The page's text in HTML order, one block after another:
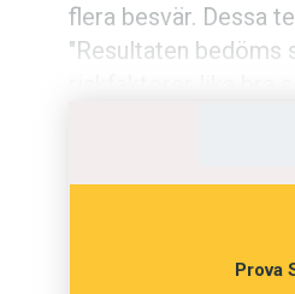
flera besvär. Dessa
"Resultaten bedöms
Prova